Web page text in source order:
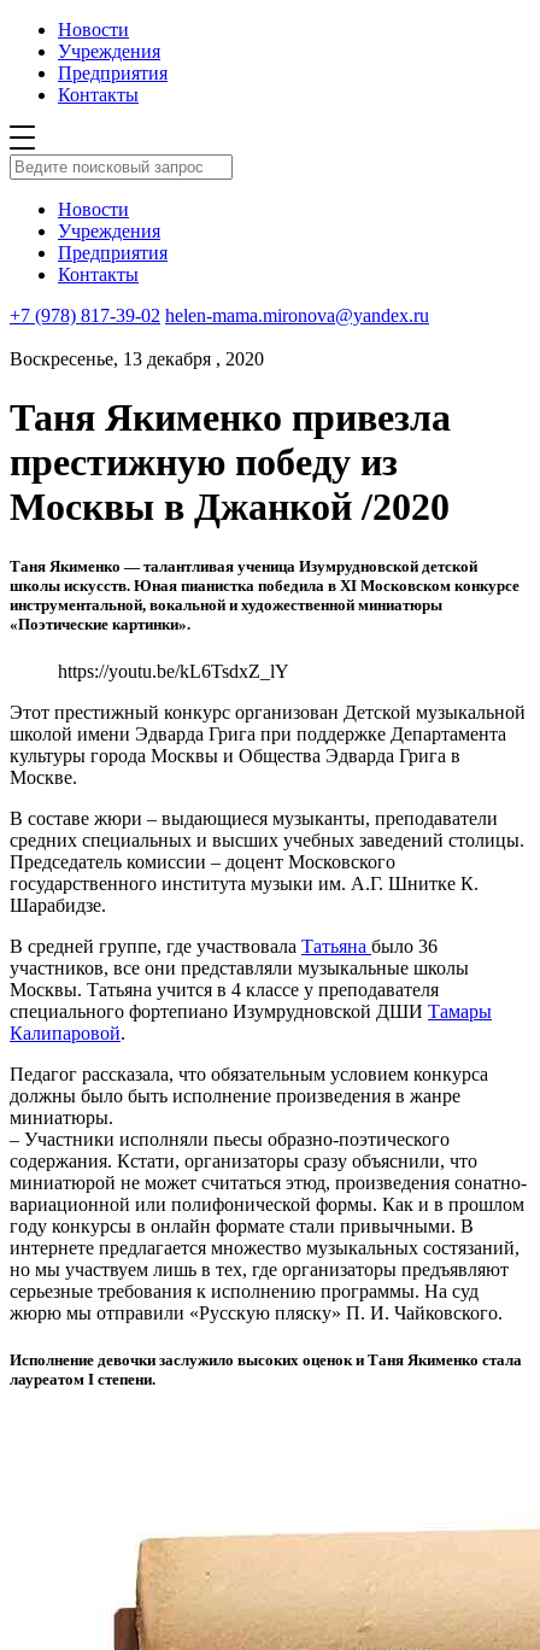
Новости
Учреждения
Предприятия
Контакты
Новости
Учреждения
Предприятия
Контакты
+7 (978) 817-39-02 helen-mama.mironova@yandex.ru
Воскресенье, 13 декабря , 2020
Таня Якименко привезла
престижную победу из
Москвы в Джанкой /2020
Таня Якименко — талантливая ученица Изумрудновской детской
школы искусств. Юная пианистка победила в XI Московском конкурсе
инструментальной, вокальной и художественной миниатюры
«Поэтические картинки».
https://youtu.be/kL6TsdxZ_lY
Этот престижный конкурс организован Детской музыкальной
школой имени Эдварда Грига при поддержке Департамента
культуры города Москвы и Общества Эдварда Грига в
Москве.
В составе жюри – выдающиеся музыканты, преподаватели
средних специальных и высших учебных заведений столицы.
Председатель комиссии – доцент Московского
государственного института музыки им. А.Г. Шнитке К.
Шарабидзе.
В средней группе, где участвовала Татьяна было 36
участников, все они представляли музыкальные школы
Москвы. Татьяна учится в 4 классе у преподавателя
специального фортепиано Изумрудновской ДШИ Тамары
Калипаровой.
Педагог рассказала, что обязательным условием конкурса
должны было быть исполнение произведения в жанре
миниатюры.
– Участники исполняли пьесы образно-поэтического
содержания. Кстати, организаторы сразу объяснили, что
миниатюрой не может считаться этюд, произведения сонатно-
вариационной или полифонической формы. Как и в прошлом
году конкурсы в онлайн формате стали привычными. В
интернете предлагается множество музыкальных состязаний,
но мы участвуем лишь в тех, где организаторы предъявляют
серьезные требования к исполнению программы. На суд
жюрю мы отправили «Русскую пляску» П. И. Чайковского.
Исполнение девочки заслужило высоких оценок и Таня Якименко стала
лауреатом I степени.